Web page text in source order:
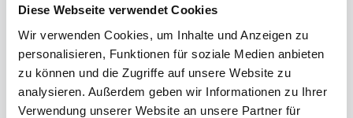
Diese Webseite verwendet Cookies
Wir verwenden Cookies, um Inhalte und Anzeigen zu
personalisieren, Funktionen für soziale Medien anbieten
zu können und die Zugriffe auf unsere Website zu
analysieren. Außerdem geben wir Informationen zu Ihrer
Verwendung unserer Website an unsere Partner für